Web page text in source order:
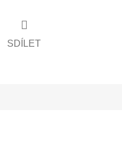
SDÍLET